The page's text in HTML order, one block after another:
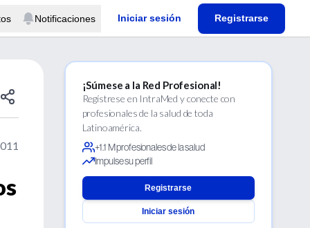
Notificaciones Iniciar sesión Registrarse
¡Súmese a la Red Profesional!
Regístrese en IntraMed y conecte con
profesionales de la salud de toda
Latinoamérica.
+1.1 M profesionales de la salud
Impulse su perfil
Registrarse
Iniciar sesión